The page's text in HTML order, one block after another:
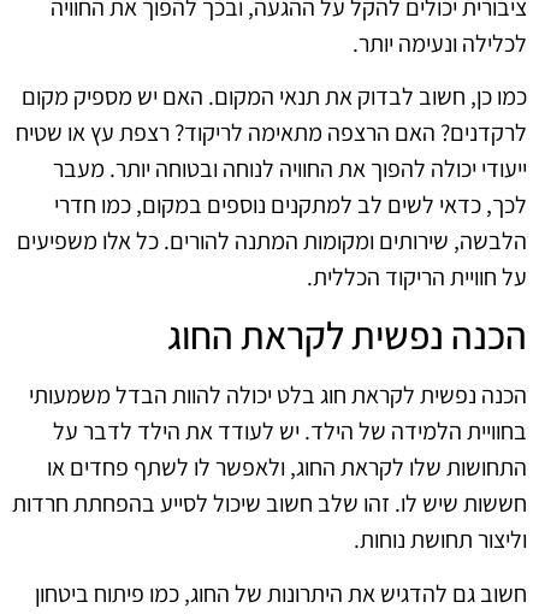
ציבורית יכולים להקל על ההגעה, ובכך להפוך את החוויה
לכלילה ונעימה יותר.
כמו כן, חשוב לבדוק את תנאי המקום. האם יש מספיק מקום
לרקדנים? האם הרצפה מתאימה לריקוד? רצפת עץ או שטיח
ייעודי יכולה להפוך את החוויה לנוחה ובטוחה יותר. מעבר
לכך, כדאי לשים לב למתקנים נוספים במקום, כמו חדרי
הלבשה, שירותים ומקומות המתנה להורים. כל אלו משפיעים
על חוויית הריקוד הכללית.
הכנה נפשית לקראת החוג
הכנה נפשית לקראת חוג בלט יכולה להוות הבדל משמעותי
בחוויית הלמידה של הילד. יש לעודד את הילד לדבר על
התחושות שלו לקראת החוג, ולאפשר לו לשתף פחדים או
חששות שיש לו. זהו שלב חשוב שיכול לסייע בהפחתת חרדות
וליצור תחושת נוחות.
חשוב גם להדגיש את היתרונות של החוג, כמו פיתוח ביטחון